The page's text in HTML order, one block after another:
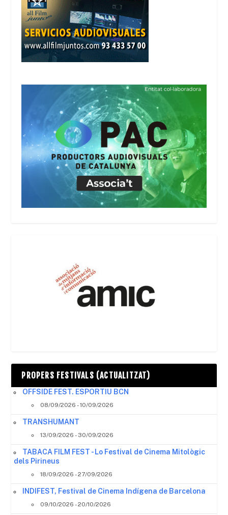
PROPERS FESTIVALS (ACTUALITZAT)
OFFSIDE FEST. ESPORTIU BCN
08/09/2026 - 10/09/2026
TRANSHUMANT
13/09/2026 - 30/09/2026
TABACA FILM FEST - Lo Festival de Cinema Mitològic
dels Pirineus
18/09/2026 - 27/09/2026
INDIFEST, Festival de Cinema Indígena de Barcelona
09/10/2026 - 20/10/2026